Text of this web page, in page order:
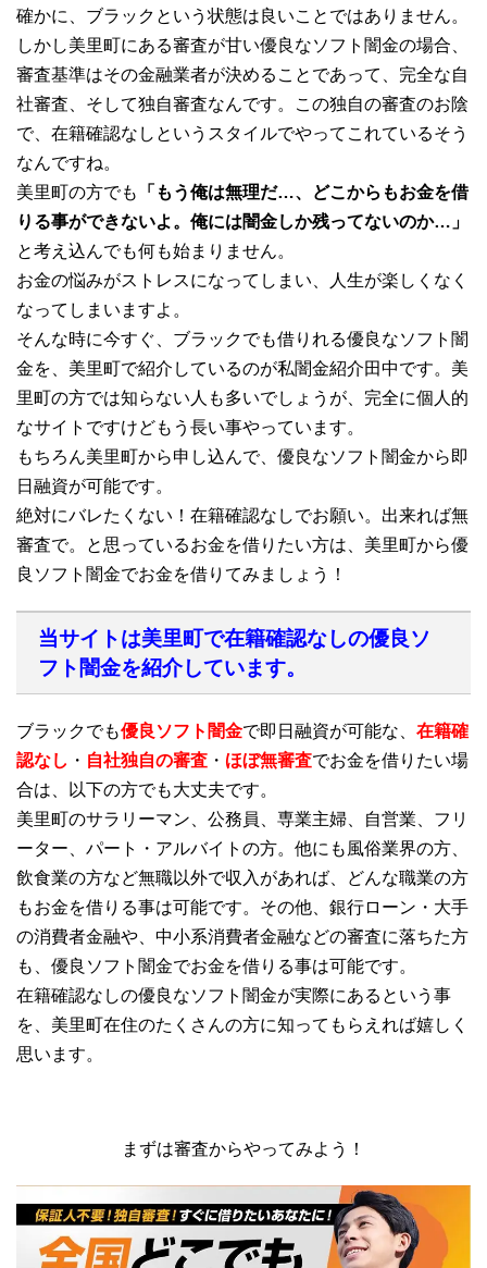
確かに、ブラックという状態は良いことではありません。
しかし美里町にある審査が甘い優良なソフト闇金の場合、
審査基準はその金融業者が決めることであって、完全な自
社審査、そして独自審査なんです。この独自の審査のお陰
で、在籍確認なしというスタイルでやってこれているそう
なんですね。
美里町の方でも
「もう俺は無理だ…、どこからもお金を借
りる事ができないよ。俺には闇金しか残ってないのか…」
と考え込んでも何も始まりません。
お金の悩みがストレスになってしまい、人生が楽しくなく
なってしまいますよ。
そんな時に今すぐ、ブラックでも借りれる優良なソフト闇
金を、美里町で紹介しているのが私闇金紹介田中です。美
里町の方では知らない人も多いでしょうが、完全に個人的
なサイトですけどもう長い事やっています。
もちろん美里町から申し込んで、優良なソフト闇金から即
日融資が可能です。
絶対にバレたくない！在籍確認なしでお願い。出来れば無
審査で。と思っているお金を借りたい方は、美里町から優
良ソフト闇金でお金を借りてみましょう！
当サイトは美里町で在籍確認なしの優良ソ
フト闇金を紹介しています。
ブラックでも優良ソフト闇金で即日融資が可能な、 在籍確
認なし ・ 自社独自の審査 ・ ほぼ無審査でお金を借りたい場
合は、以下の方でも大丈夫です。
美里町のサラリーマン、公務員、専業主婦、自営業、フリ
ーター、パート・アルバイトの方。他にも風俗業界の方、
飲食業の方など無職以外で収入があれば、どんな職業の方
もお金を借りる事は可能です。その他、銀行ローン・大手
の消費者金融や、中小系消費者金融などの審査に落ちた方
も、優良ソフト闇金でお金を借りる事は可能です。
在籍確認なしの優良なソフト闇金が実際にあるという事
を、美里町在住のたくさんの方に知ってもらえれば嬉しく
思います。
まずは審査からやってみよう！